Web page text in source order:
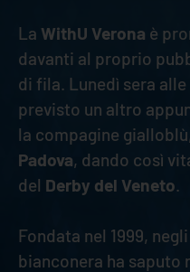
La WithU Verona è
davanti al proprio
di fila. Lunedì sera alle
previsto un altro
la compagine
Padova, dando così
del Derby del Veneto.
Fondata nel 1999,
bianconera ha saputo